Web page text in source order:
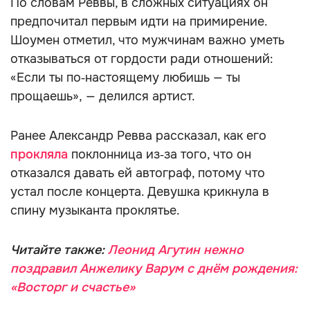
предпочитал первым идти на примирение.
Шоумен отметил, что мужчинам важно уметь
отказываться от гордости ради отношений:
«Если ты по‑настоящему любишь — ты
прощаешь», — делился артист.
Ранее Александр Ревва рассказал, как его
прокляла поклонница из‑за того, что он
отказался давать ей автограф, потому что
устал после концерта. Девушка крикнула в
спину музыканта проклятье.
Читайте также:Леонид Агутин нежно
поздравил Анжелику Варум с днём рождения:
«Восторг и счастье»